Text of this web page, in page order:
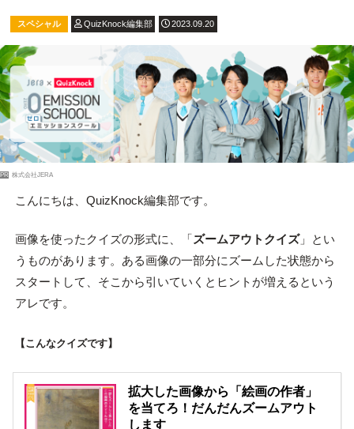
スペシャル QuizKnock編集部 2023.09.20
PR 株式会社JERA
こんにちは、QuizKnock編集部です。
画像を使ったクイズの形式に、「 ズームアウトクイズ」とい
うものがあります。ある画像の一部分にズームした状態から
スタートして、そこから引いていくとヒントが増えるという
アレです。
【こんなクイズです】
拡大した画像から「絵画の作者」
を当てろ！だんだんズームアウト
します